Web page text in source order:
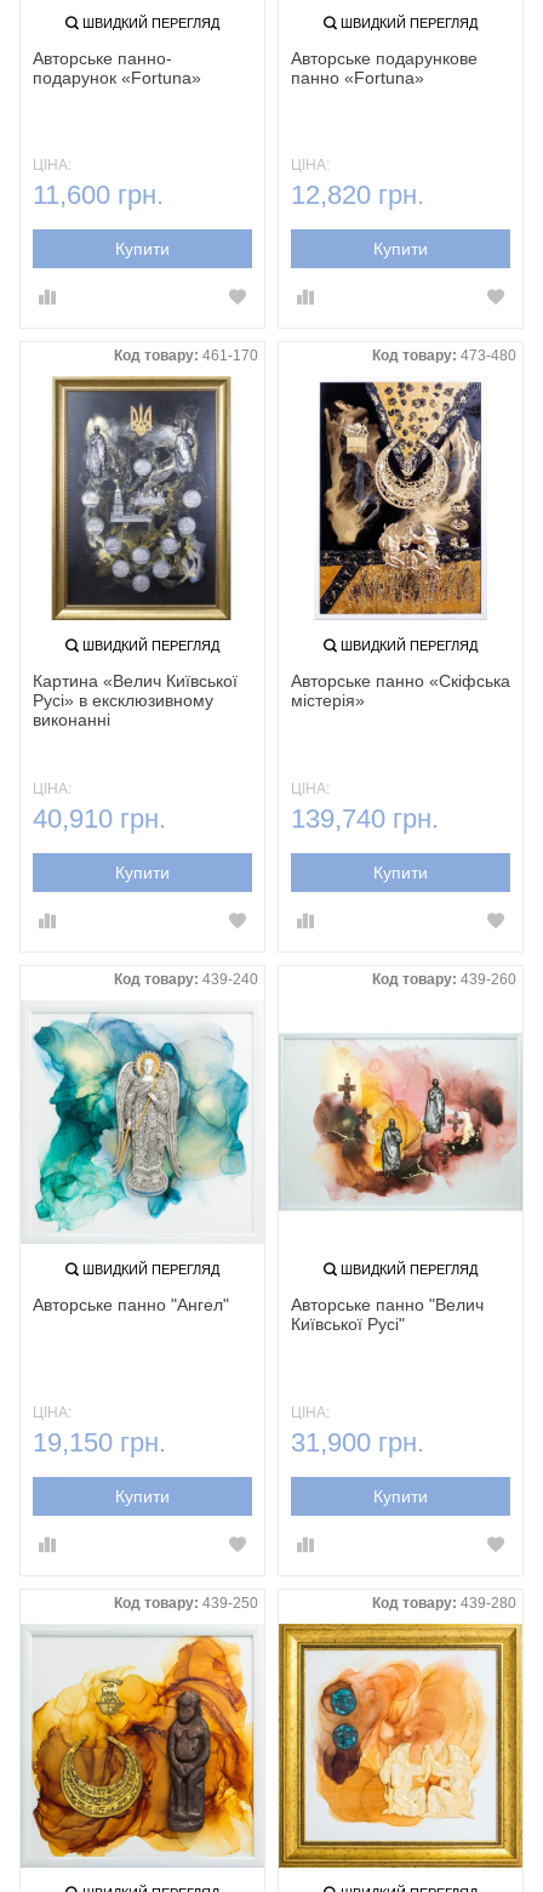
ШВИДКИЙ ПЕРЕГЛЯД
Авторcьке панно-
подарунок «Fortuna‎»‎
ЦІНА:
11,600 грн.
Купити
ШВИДКИЙ ПЕРЕГЛЯД
Авторське подарункове
панно «Fortuna‎»‎
ЦІНА:
12,820 грн.
Купити
Код товару: 461-170
ШВИДКИЙ ПЕРЕГЛЯД
Картина «Велич Київської
Русі» в ексклюзивному
виконанні
ЦІНА:
40,910 грн.
Купити
Код товару: 473-480
ШВИДКИЙ ПЕРЕГЛЯД
Авторське панно «Скіфська
містерія»
ЦІНА:
139,740 грн.
Купити
Код товару: 439-240
ШВИДКИЙ ПЕРЕГЛЯД
Авторське панно "Ангел"
ЦІНА:
19,150 грн.
Купити
Код товару: 439-260
ШВИДКИЙ ПЕРЕГЛЯД
Авторське панно "Велич
Київської Русі"
ЦІНА:
31,900 грн.
Купити
Код товару: 439-250 Код товару: 439-280